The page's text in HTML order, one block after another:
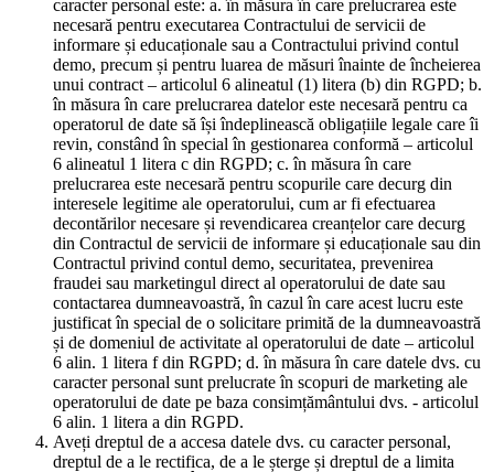
caracter personal este: a. în măsura în care prelucrarea este
necesară pentru executarea Contractului de servicii de
informare și educaționale sau a Contractului privind contul
demo, precum și pentru luarea de măsuri înainte de încheierea
unui contract – articolul 6 alineatul (1) litera (b) din RGPD; b.
în măsura în care prelucrarea datelor este necesară pentru ca
operatorul de date să își îndeplinească obligațiile legale care îi
revin, constând în special în gestionarea conformă – articolul
6 alineatul 1 litera c din RGPD; c. în măsura în care
prelucrarea este necesară pentru scopurile care decurg din
interesele legitime ale operatorului, cum ar fi efectuarea
decontărilor necesare și revendicarea creanțelor care decurg
din Contractul de servicii de informare și educaționale sau din
Contractul privind contul demo, securitatea, prevenirea
fraudei sau marketingul direct al operatorului de date sau
contactarea dumneavoastră, în cazul în care acest lucru este
justificat în special de o solicitare primită de la dumneavoastră
și de domeniul de activitate al operatorului de date – articolul
6 alin. 1 litera f din RGPD; d. în măsura în care datele dvs. cu
caracter personal sunt prelucrate în scopuri de marketing ale
operatorului de date pe baza consimțământului dvs. - articolul
6 alin. 1 litera a din RGPD.
Aveți dreptul de a accesa datele dvs. cu caracter personal,
dreptul de a le rectifica, de a le șterge și dreptul de a limita